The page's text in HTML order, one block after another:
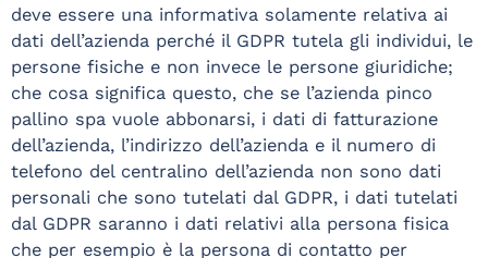
deve essere una informativa solamente relativa ai
dati dell’azienda perché il GDPR tutela gli individui, le
persone fisiche e non invece le persone giuridiche;
che cosa significa questo, che se l’azienda pinco
pallino spa vuole abbonarsi, i dati di fatturazione
dell’azienda, l’indirizzo dell’azienda e il numero di
telefono del centralino dell’azienda non sono dati
personali che sono tutelati dal GDPR, i dati tutelati
dal GDPR saranno i dati relativi alla persona fisica
che per esempio è la persona di contatto per